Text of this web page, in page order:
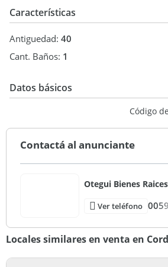
IMPERMEABILIZADA.
* SIN GASTOS COMUNES.
* NO DEJE PASAR ESTA OPORTUNIDAD,
MARGARETH
Características
Antiguedad: 40
Cant. Baños: 1
Datos básicos
Código
Contactá al anunciante
Otegui Bienes Raices
Ver teléfono
Locales similares en venta en